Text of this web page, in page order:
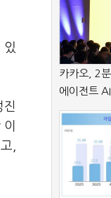
있
,
카카오, 2
에이전트